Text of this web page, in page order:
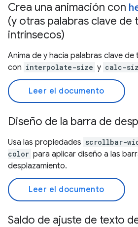
Crea una animación con
(y otras palabras clave de
intrínsecos)
Anima de y hacia palabras clave de
con interpolate-size y calc-
Leer el documento
Diseño de la barra de
Usa las propiedades scrollbar-
color para aplicar diseño a las
desplazamiento.
Leer el documento
Saldo de ajuste de texto